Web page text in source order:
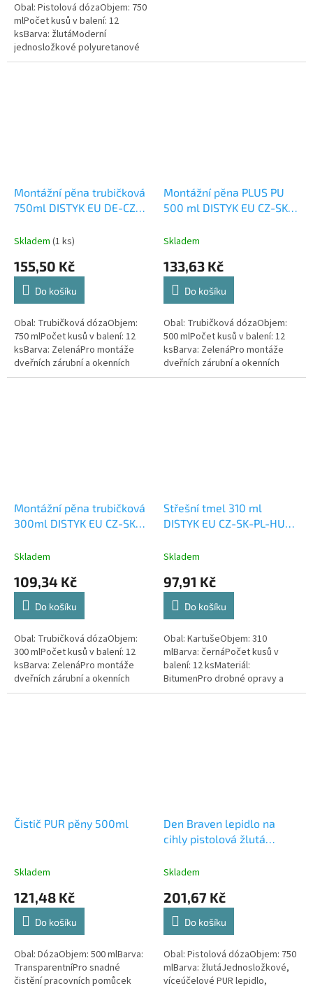
Obal: Pistolová dózaObjem: 750
mlPočet kusů v balení: 12
ksBarva: žlutáModerní
jednosložkové polyuretanové
lepidlo určené pro efektivní
Montážní pěna trubičková
750ml DISTYK EU DE-CZ-
Skladem (1 ks)
155,50 Kč
Do košíku
Obal: Trubičková dózaObjem:
750 mlPočet kusů v balení: 12
ksBarva: ZelenáPro montáže
dveřních zárubní a okenních
rámů, vyplňování dutin,
Montážní pěna PLUS PU
500 ml DISTYK EU CZ-SK-
Skladem
133,63 Kč
Do košíku
Obal: Trubičková dózaObjem:
500 mlPočet kusů v balení: 12
ksBarva: ZelenáPro montáže
dveřních zárubní a okenních
rámů, vyplňování dutin,
Montážní pěna trubičková
300ml DISTYK EU CZ-SK-
Skladem
109,34 Kč
Do košíku
Obal: Trubičková dózaObjem:
300 mlPočet kusů v balení: 12
ksBarva: ZelenáPro montáže
dveřních zárubní a okenních
rámů, vyplňování dutin,
Střešní tmel 310 ml
DISTYK EU CZ-SK-PL-HU-
Skladem
97,91 Kč
Do košíku
Obal: KartušeObjem: 310
mlBarva: černáPočet kusů v
balení: 12 ksMateriál:
BitumenPro drobné opravy a
lepení živičných střešních krytin
Čistič PUR pěny 500ml
Skladem
121,48 Kč
Do košíku
Obal: DózaObjem: 500 mlBarva:
TransparentníPro snadné
čistění pracovních pomůcek
Den Braven lepidlo na
cihly pistolová žlutá
Skladem
201,67 Kč
Do košíku
Obal: Pistolová dózaObjem: 750
mlBarva: žlutáJednosložkové,
víceúčelové PUR lepidlo,